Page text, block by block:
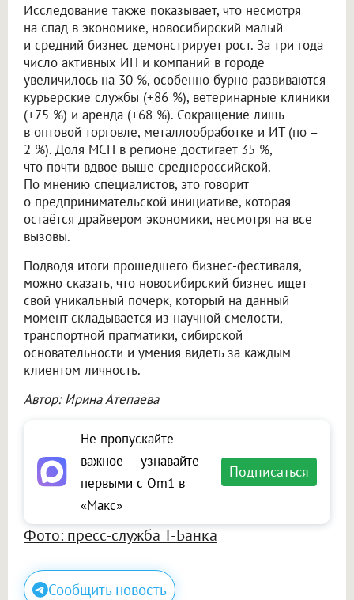
Исследование также показывает, что несмотря
на спад в экономике, новосибирский малый
и средний бизнес демонстрирует рост. За три года
число активных ИП и компаний в городе
увеличилось на 30 %, особенно бурно развиваются
курьерские службы (+86 %), ветеринарные клиники
(+75 %) и аренда (+68 %). Сокращение лишь
в оптовой торговле, металлообработке и ИТ (по –
2 %). Доля МСП в регионе достигает 35 %,
что почти вдвое выше среднероссийской.
По мнению специалистов, это говорит
о предпринимательской инициативе, которая
остаётся драйвером экономики, несмотря на все
вызовы.
Подводя итоги прошедшего бизнес-фестиваля,
можно сказать, что новосибирский бизнес ищет
свой уникальный почерк, который на данный
момент складывается из научной смелости,
транспортной прагматики, сибирской
основательности и умения видеть за каждым
клиентом личность.
Автор: Ирина Атепаева
Не пропускайте
важное — узнавайте
первыми с Om1 в
«Макс»
Подписаться
Фото: пресс-служба Т-Банка
Сообщить новость